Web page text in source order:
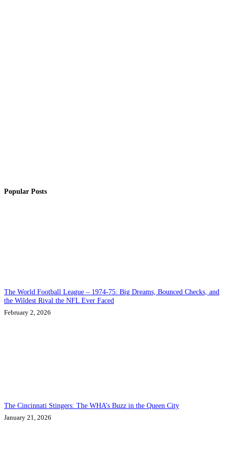
Popular Posts
The World Football League – 1974-75: Big Dreams, Bounced Checks, and
the Wildest Rival the NFL Ever Faced
February 2, 2026
The Cincinnati Stingers: The WHA’s Buzz in the Queen City
January 21, 2026